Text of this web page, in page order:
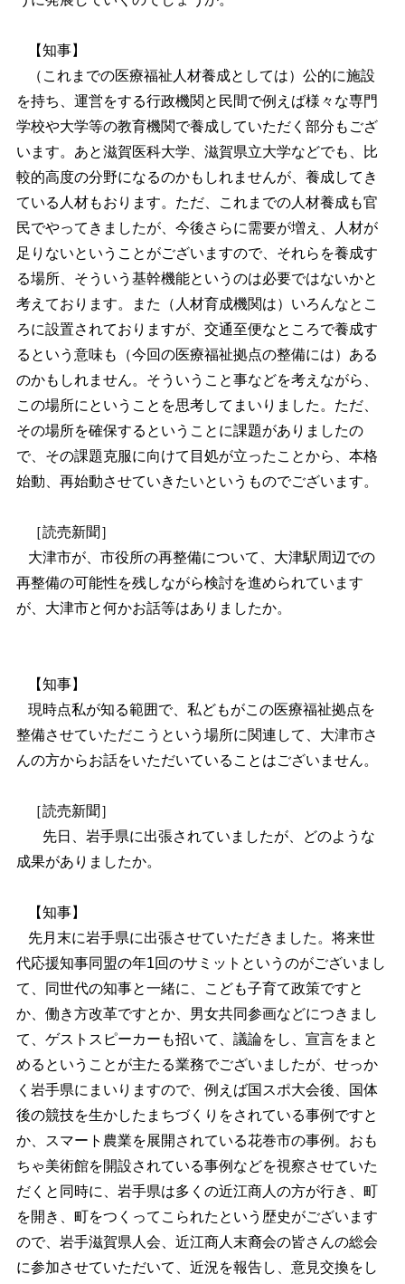
【知事】
（これまでの医療福祉人材養成としては）公的に施設
を持ち、運営をする行政機関と民間で例えば様々な専門
学校や大学等の教育機関で養成していただく部分もござ
います。あと滋賀医科大学、滋賀県立大学などでも、比
較的高度の分野になるのかもしれませんが、養成してき
ている人材もおります。ただ、これまでの人材養成も官
民でやってきましたが、今後さらに需要が増え、人材が
足りないということがございますので、それらを養成す
る場所、そういう基幹機能というのは必要ではないかと
考えております。また（人材育成機関は）いろんなとこ
ろに設置されておりますが、交通至便なところで養成す
るという意味も（今回の医療福祉拠点の整備には）ある
のかもしれません。そういうこと事などを考えながら、
この場所にということを思考してまいりました。ただ、
その場所を確保するということに課題がありましたの
で、その課題克服に向けて目処が立ったことから、本格
始動、再始動させていきたいというものでございます。
［読売新聞］
大津市が、市役所の再整備について、大津駅周辺での
再整備の可能性を残しながら検討を進められています
が、大津市と何かお話等はありましたか。
【知事】
現時点私が知る範囲で、私どもがこの医療福祉拠点を
整備させていただこうという場所に関連して、大津市さ
んの方からお話をいただいていることはございません。
［読売新聞］
先日、岩手県に出張されていましたが、どのような
成果がありましたか。
【知事】
先月末に岩手県に出張させていただきました。将来世
代応援知事同盟の年1回のサミットというのがございまし
て、同世代の知事と一緒に、こども子育て政策ですと
か、働き方改革ですとか、男女共同参画などにつきまし
て、ゲストスピーカーも招いて、議論をし、宣言をまと
めるということが主たる業務でございましたが、せっか
く岩手県にまいりますので、例えば国スポ大会後、国体
後の競技を生かしたまちづくりをされている事例ですと
か、スマート農業を展開されている花巻市の事例。おも
ちゃ美術館を開設されている事例などを視察させていた
だくと同時に、岩手県は多くの近江商人の方が行き、町
を開き、町をつくってこられたという歴史がございます
ので、岩手滋賀県人会、近江商人末裔会の皆さんの総会
に参加させていただいて、近況を報告し、意見交換をし